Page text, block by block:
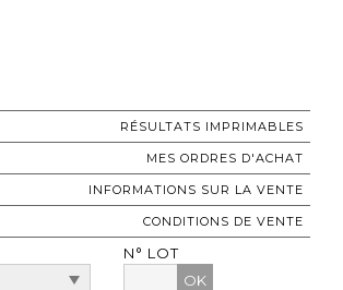
RÉSULTATS IMPRIMABLES
MES ORDRES D'ACHAT
INFORMATIONS SUR LA VENTE
CONDITIONS DE VENTE
N° LOT
OK